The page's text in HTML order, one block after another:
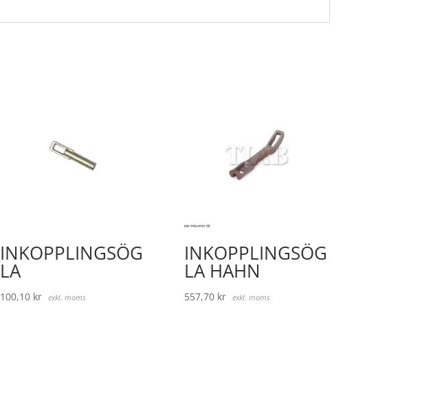
INKOPPLINGSÖG
LA
100,10 kr exkl. moms
INKOPPLINGSÖG
LA HAHN
557,70 kr exkl. moms